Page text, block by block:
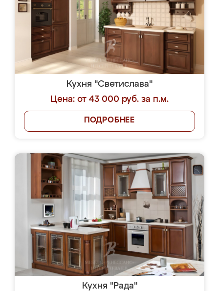
Кухня "Светислава"
Цена: от 43 000 руб. за п.м.
ПОДРОБНЕЕ
Кухня "Рада"